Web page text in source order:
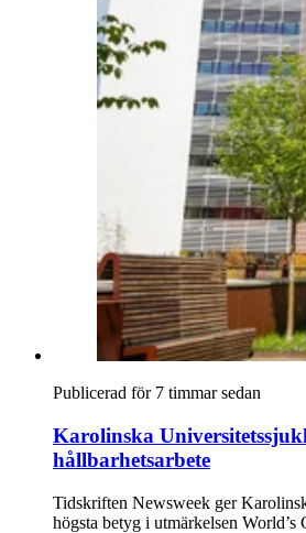
Publicerad för 7 timmar sedan
Karolinska
hållbarhetsarbete
Tidskriften Newsweek ger
högsta betyg i utmärkelsen World’s